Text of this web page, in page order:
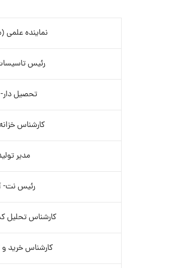
نماینده علمی
رئیس
تحصیل دار-
کارشناس
مدیر
رئیس نت-
کارشناس تحلیل
کارشناس خرید و